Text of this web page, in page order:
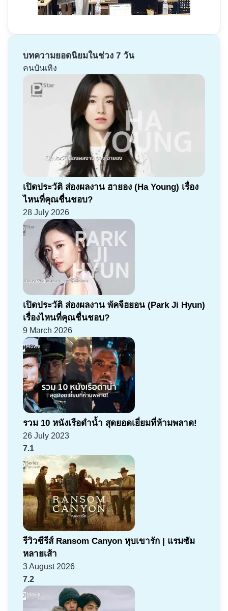
บทความยอดนิยมในช่วง 7 วัน
คนบันเทิง
เปิดประวัติ ส่องผลงาน ฮายอง (Ha Young) เรื่อง
ไหนที่คุณชื่นชอบ?
28 July 2026
เปิดประวัติ ส่องผลงาน พัคจีฮยอน (Park Ji Hyun)
เรื่องไหนที่คุณชื่นชอบ?
9 March 2026
รวม 10 หนังเรือดำน้ำ สุดยอดเยี่ยมที่ห้ามพลาด!
26 July 2023
7.1
รีวิวซีรีส์ Ransom Canyon หุบเขารัก | แรมซัม
หลายเส้า
3 August 2026
7.2